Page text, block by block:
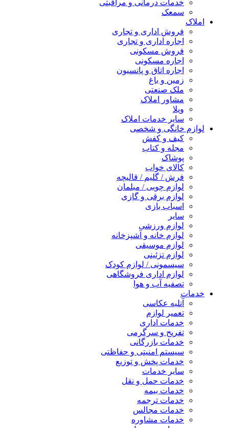
خدمات درمانی و مراقبتی
سمعک
املاک
فروش اداری و تجاری
اجاره اداری و تجاری
فروش مسکونی
اجاره مسکونی
اجاره اتاق و پانسیون
زمین و باغ
ملک صنعتی
مشاور املاک
ویلا
سایر خدمات املاک
لوازم خانگی و شخصی
کیف و کفش
مجله و کتاب
پوشاک
کالای خواب
فرش / گلیم / قالیچه
لوازم چوبی / مبلمان
لوازم برقی و گازی
اسباب بازی
سایر
لوازم ورزشی
لوازم خانه و آشپزخانه
لوازم موسیقی
لوازم تزئینی
سیسمونی / لوازم کودک
لوازم اداری فروشگاهی
تصفیه آب و هوا
خدمات
آتلیه عکاسی
تعمیر لوازم
خدمات اداری
تفریح و سرگرمی
خدمات بازرگانی
سیستم امنیتی و حفاظتی
خدمات پخش و توزیع
سایر خدمات
خدمات حمل و نقل
خدمات بیمه
خدمات ترجمه
خدمات مجالس
خدمات مشاوره